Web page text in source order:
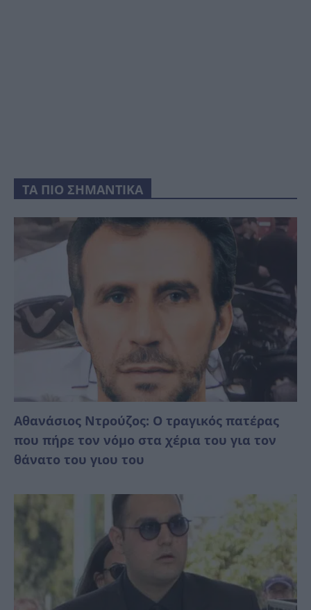
ΤΑ ΠΙΟ ΣΗΜΑΝΤΙΚΑ
Αθανάσιος Ντρούζος: Ο τραγικός πατέρας
που πήρε τον νόμο στα χέρια του για τον
θάνατο του γιου του